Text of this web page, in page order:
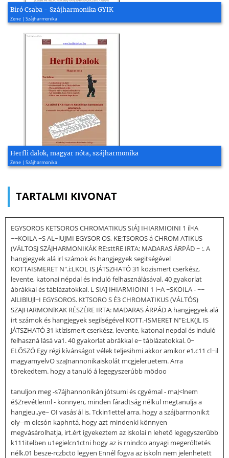
Biró Csaba - Szájharmonika GYIK
Zene | Szájharmonika
Herfli dalok, magyar nóta, szájharmonika
Zene | Szájharmonika
TARTALMI KIVONAT
EGYSOROS KETSOROS CHROMATIKUS SIÁ] IHIARMIOINI 1 íl<A
~~KOILA ~S AL~lUJMI EGYSOR OS, KE:TSOROS á CHROM ATIKUS
(VÁLTOSJ SZÁJHARMONIKÁK RE:sttRE IRTA: MADARAS ÁRPÁD ~ :. A
hangjegyek alá irl számok és hangjegyek segitségével
KOTTAISMERET N".i:LKOL IS JÁTSZHATÓ 31 közismert cserkész,
levente, katonai népdal és induló felhasználásával. 40 gyakorlat
ábrákkal és táblázatokkal. L SIA] IHIARMIOINI 1 l~A ~SKOILA - ~~
AlLIBlUJl~I EGYSOROS. KtTSORO S É3 CHROMATIKUS (VÁLTÓS)
SZAJHARMONlKAK RÉSZÉRE IRTA: MADARAS ÁRPÁD A hangjegyek alá
irt számok és hangjegyek segilségével KOTT.-ISMERET N"E:LK(JL IS
JÁTSZHATÓ 31 ktízismert cserkész, levente, katonai nepdal és induló
felhaszná lásá va1. 40 gyakorlat abrákkal e~ táblázatokkal. 0~
ELŐSZÓ Egy régi kívánságot vélek teljesihmi akkor amikor e1.c11 cl~il
magyamyelvO szaJnannonikaiskolát mcgjeleruetem. Arra
törekedtem. hogy a tanuló á legegyszerúbb mödoo
tanuljon meg -s7ájhannonikán jótsumi és cgyémal - maJ<lnem
é$Zrevétlennl - könnyen, minden fáradtság nélkül megtanulja a
hangjeu.,ye~ OI vasás'ál is. Tckin1ettel arra. hogy a szájbarrnonik:t
oly--m olcsón kaphntá, hogy azt rnindenki könnyen
megvásárolhatja, irt.ért igyekeztem az iskolai n lehető legegyszerűbb
k111itelben u1egielcn1ctni hogy az is rnindco anyagi megeróltetés
nélk.01 besze-rczbctö legyen Ennél fogva az iskoln nem jelenhetett